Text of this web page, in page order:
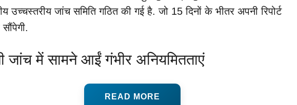
उच्चस्तरीय जांच समिति गठित की गई है. जो 15 दिनों के भीतर अपनी रिपोर्ट
में सामने आईं गंभीर अनियमितताएं
READ MORE